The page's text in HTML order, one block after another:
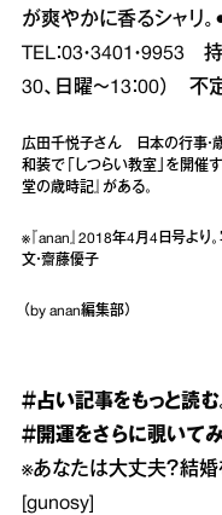
が爽やかに香るシャリ
TEL：03・3401・9953
30、日曜～13：00） 不
広田千悦子さん 日本の行事・
和装で「しつらい教室」を開催
堂の歳時記』がある。
※『anan』2018年4月4日号より
文・齋藤優子
（by anan編集部）
＃占い記事をもっと読む
＃開運をさらに覗いてみ
※あなたは大丈夫？結婚
[gunosy]